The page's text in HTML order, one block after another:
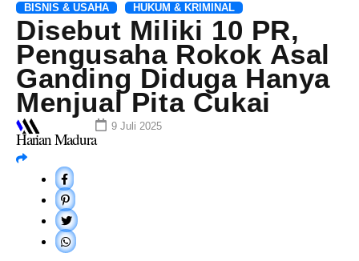
BISNIS & USAHA HUKUM & KRIMINAL
Disebut Miliki 10 PR,
Pengusaha Rokok Asal
Ganding Diduga Hanya
Menjual Pita Cukai
9 Juli 2025
Harian Madura